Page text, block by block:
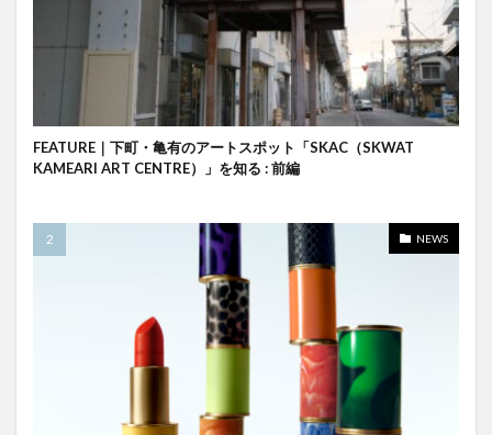
FEATURE｜下町・亀有のアートスポット「SKAC（SKWAT
KAMEARI ART CENTRE）」を知る : 前編
NEWS